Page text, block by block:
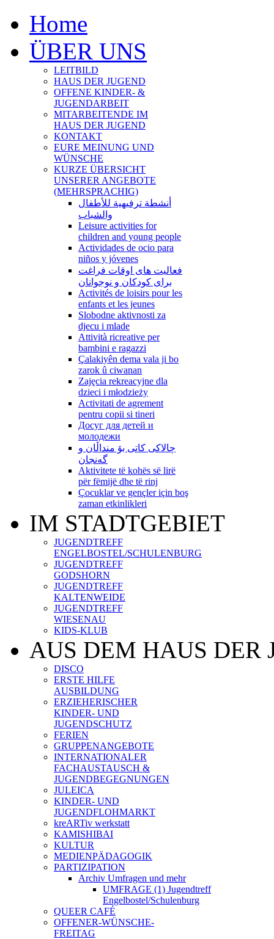
Home
ÜBER UNS
LEITBILD
HAUS DER JUGEND
OFFENE KINDER- &
JUGENDARBEIT
MITARBEITENDE IM
HAUS DER JUGEND
KONTAKT
EURE MEINUNG UND
WÜNSCHE
KURZE ÜBERSICHT
UNSERER ANGEBOTE
(MEHRSPRACHIG)
أنشطة ترفيهية للأطفال
والشباب
Leisure activities for
children and young people
Actividades de ocio para
niños y jóvenes
فعالیت های اوقات فراغت
برای کودکان و نوجوانان
Activités de loisirs pour les
enfants et les jeunes
Slobodne aktivnosti za
djecu i mlade
Attività ricreative per
bambini e ragazzi
Çalakiyên dema vala ji bo
zarok û ciwanan
Zajęcia rekreacyjne dla
dzieci i młodzieży
Activitati de agrement
pentru copii si tineri
Досуг для детей и
молодежи
چالاکی کاتی بۆ منداڵان و
گەنجان
Aktivitete të kohës së lirë
për fëmijë dhe të rinj
Çocuklar ve gençler için boş
zaman etkinlikleri
IM STADTGEBIET
JUGENDTREFF
ENGELBOSTEL/SCHULENBURG
JUGENDTREFF
GODSHORN
JUGENDTREFF
KALTENWEIDE
JUGENDTREFF
WIESENAU
KIDS-KLUB
AUS DEM HAUS DER
DISCO
ERSTE HILFE
AUSBILDUNG
ERZIEHERISCHER
KINDER- UND
JUGENDSCHUTZ
FERIEN
GRUPPENANGEBOTE
INTERNATIONALER
FACHAUSTAUSCH &
JUGENDBEGEGNUNGEN
JULEICA
KINDER- UND
JUGENDFLOHMARKT
kreARTiv werkstatt
KAMISHIBAI
KULTUR
MEDIENPÄDAGOGIK
PARTIZIPATION
Archiv Umfragen und mehr
UMFRAGE (1) Jugendtreff
Engelbostel/Schulenburg
QUEER CAFÉ
OFFENER-WÜNSCHE-
FREITAG